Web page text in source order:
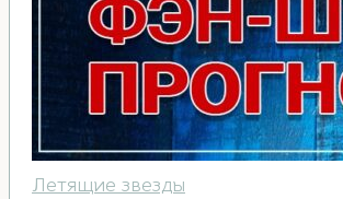
Летящие звезды